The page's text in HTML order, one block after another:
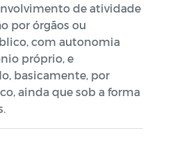
de atividade
por órgãos ou
com autonomia
próprio, e
basicamente, por
ainda que sob a forma